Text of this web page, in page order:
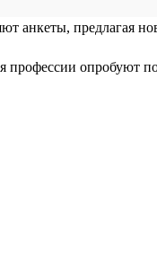
анкеты, предлагая
профессии опробуют